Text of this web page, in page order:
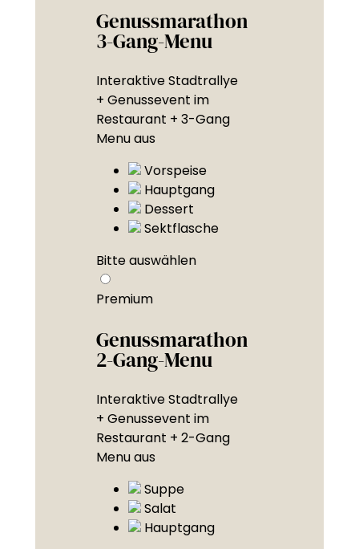
Genussmarathon
3-Gang-Menu
Interaktive Stadtrallye
+ Genussevent im
Restaurant + 3-Gang
Menu aus
Vorspeise
Hauptgang
Dessert
Sektflasche
Bitte auswählen
Premium
Genussmarathon
2-Gang-Menu
Interaktive Stadtrallye
+ Genussevent im
Restaurant + 2-Gang
Menu aus
Suppe
Salat
Hauptgang